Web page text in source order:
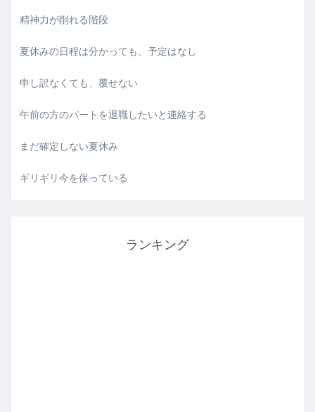
精神力が削れる階段
夏休みの日程は分かっても、予定はなし
申し訳なくても、覆せない
午前の方のパートを退職したいと連絡する
まだ確定しない夏休み
ギリギリ今を保っている
ランキング